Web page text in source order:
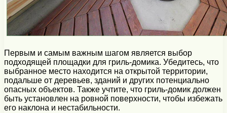
Первым и самым важным шагом является выбор
подходящей площадки для гриль-домика. Убедитесь, что
выбранное место находится на открытой территории,
подальше от деревьев, зданий и других потенциально
опасных объектов. Также учтите, что гриль-домик должен
быть установлен на ровной поверхности, чтобы избежать
его наклона и нестабильности.